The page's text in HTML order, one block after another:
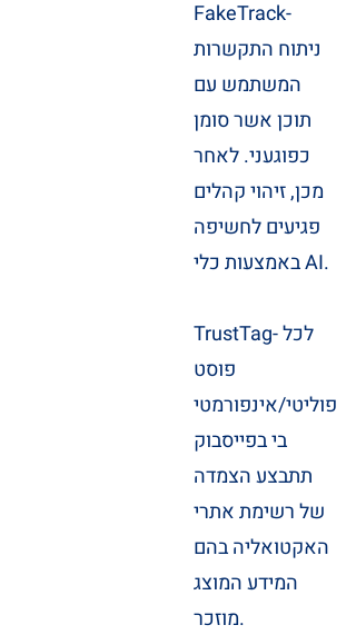
FakeTrack-
ניתוח התקשרות
המשתמש עם
תוכן אשר סומן
כפוגעני. לאחר
מכן, זיהוי קהלים
פגיעים לחשיפה
באמצעות כלי AI.
TrustTag- לכל
פוסט
פוליטי/אינפורמטי
בי בפייסבוק
תתבצע הצמדה
של רשימת אתרי
האקטואליה בהם
המידע המוצג
מוזכר.